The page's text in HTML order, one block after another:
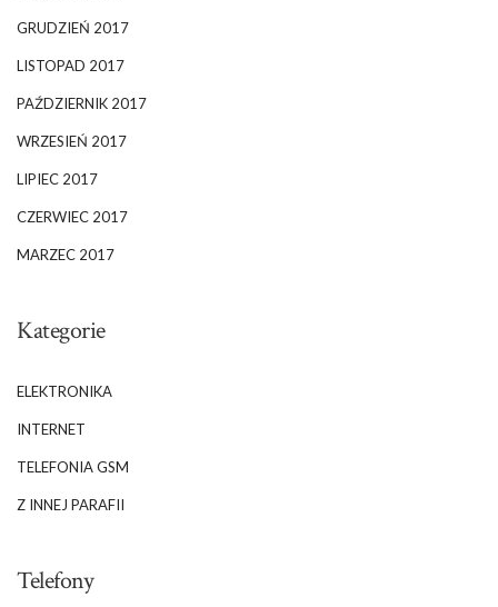
GRUDZIEŃ 2017
LISTOPAD 2017
PAŹDZIERNIK 2017
WRZESIEŃ 2017
LIPIEC 2017
CZERWIEC 2017
MARZEC 2017
Kategorie
ELEKTRONIKA
INTERNET
TELEFONIA GSM
Z INNEJ PARAFII
Telefony